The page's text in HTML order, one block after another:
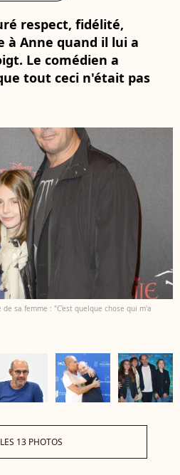
respect, fidélité,
à Anne quand il lui a
Le comédien a
tout ceci n'était pas
sa femme : "C'est quelque chose qui m'a
13 PHOTOS